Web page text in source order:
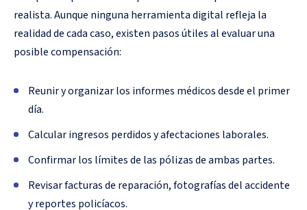
realista. Aunque ninguna herramienta digital refleja la
realidad de cada caso, existen pasos útiles al evaluar una
posible compensación:
Reunir y organizar los informes médicos desde el primer
día.
Calcular ingresos perdidos y afectaciones laborales.
Confirmar los límites de las pólizas de ambas partes.
Revisar facturas de reparación, fotografías del accidente
y reportes policíacos.